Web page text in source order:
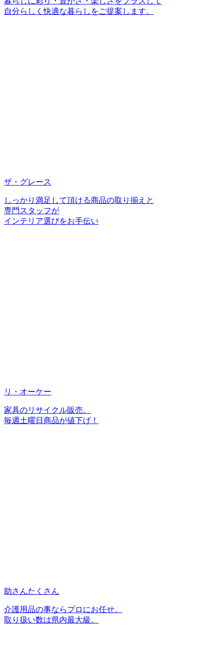
自分らしく快適な暮らしをご提案します。
ザ・グレース
しっかり満足して頂ける商品の取り揃えと
専門スタッフが
インテリア選びをお手伝い
リ・オーケー
家具のリサイクル販売。
毎週土曜日商品が値下げ！
助さんたくさん
介護用品の事ならプロにお任せ。
取り扱い数は県内最大級。